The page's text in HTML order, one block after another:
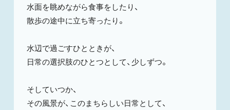
水面を眺めながら食事をしたり、
散歩の途中に立ち寄ったり。
水辺で過ごすひとときが、
日常の選択肢のひとつとして、少しずつ。
そしていつか、
その風景が、このまちらしい日常として、